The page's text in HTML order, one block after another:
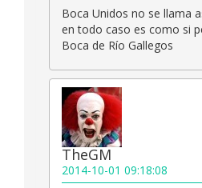
Boca Unidos no se llama
en todo caso es como si
Boca de Río Gallegos
TheGM
2014-10-01 09:18:08